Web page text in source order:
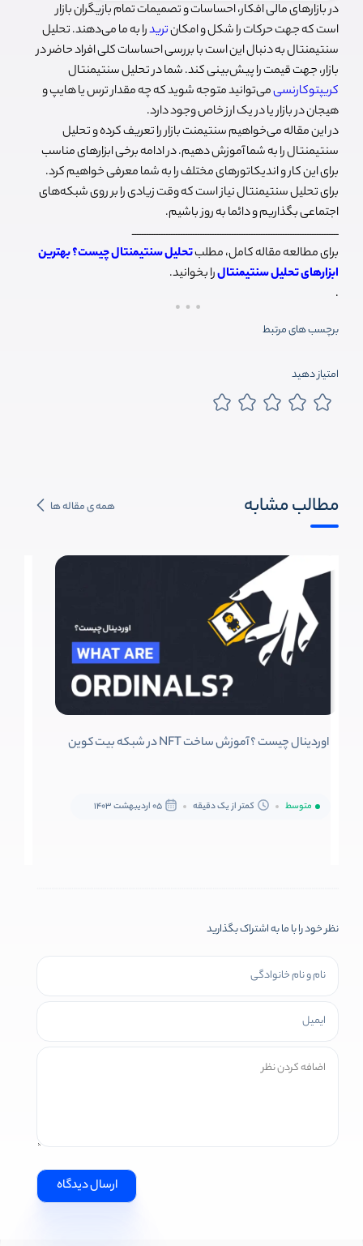
در بازارهای مالی افکار، احساسات و تصمیمات تمام بازیگران بازار
است که جهت حرکات را شکل و امکانتریدرا به ما می‌دهند. تحلیل
سنتیمنتال به دنبال این است با بررسی احساسات کلی افراد حاضر در
بازار، جهت قیمت را پیش‌بینی کند. شما در تحلیل سنتیمنتال
کریپتوکارنسیمی‌توانید متوجه شوید که چه مقدار ترس یا هایپ و
هیجان در بازار یا در یک ارز خاص وجود دارد.
در این مقاله می‌خواهیم سنتیمنت بازار را تعریف کرده و تحلیل
سنتیمنتال را به شما آموزش دهیم. در ادامه برخی ابزارهای مناسب
برای این کار و اندیکاتورهای مختلف را به شما معرفی خواهیم کرد.
برای تحلیل سنتیمنتال نیاز است که وقت زیادی را بر روی شبکه‌های
اجتماعی بگذاریم و دائما به روز باشیم.
ـــــــــــــــــــــــــــــــــــــــــــــــــــــــــــــــــــــــــــــــــــــ
برای مطالعه مقاله کامل، مطلبتحلیل سنتیمنتال چیست؟ بهترین
ابزارهای تحلیل سنتیمنتالرا بخوانید.
.
برچسب های مرتبط
امتیاز دهید
مطالب مشابه همه ی مقاله ها
اوردینال چیست ؟ آموزش ساخت NFT در شبکه بیت کوین
متوسط کمتر از یک دقیقه 05 اردیبهشت 1403
نظر خود را با ما به اشتراک بگذارید